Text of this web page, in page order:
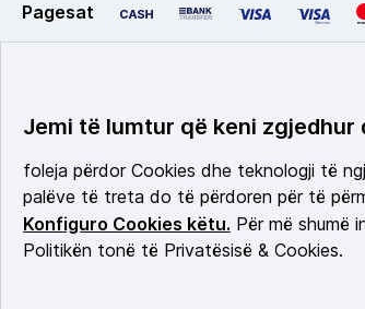
Pagesat
Jemi të lumtur që keni zgjedhur
foleja përdor Cookies dhe teknologji të
palëve të treta do të përdoren për të
Konfiguro Cookies këtu. Për më shumë
Politikën tonë të Privatësisë & Cookies.